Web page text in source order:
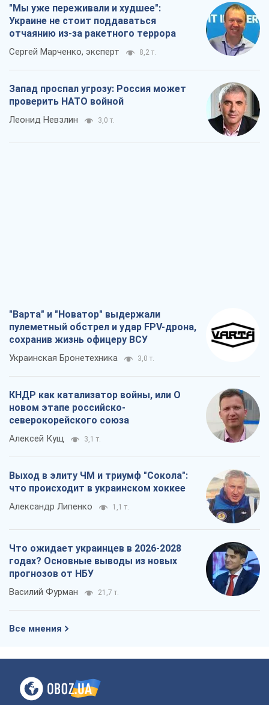
"Мы уже переживали и худшее":
Украине не стоит поддаваться
отчаянию из-за ракетного террора
Сергей Марченко, эксперт 8,2 т.
Запад проспал угрозу: Россия может
проверить НАТО войной
Леонид Невзлин 3,0 т.
"Варта" и "Новатор" выдержали
пулеметный обстрел и удар FPV-дрона,
сохранив жизнь офицеру ВСУ
Украинская Бронетехника 3,0 т.
КНДР как катализатор войны, или О
новом этапе российско-
северокорейского союза
Алексей Кущ 3,1 т.
Выход в элиту ЧМ и триумф "Сокола":
что происходит в украинском хоккее
Александр Липенко 1,1 т.
Что ожидает украинцев в 2026-2028
годах? Основные выводы из новых
прогнозов от НБУ
Василий Фурман 21,7 т.
Все мнения